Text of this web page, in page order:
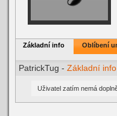
Základní info Oblíbení
PatrickTug - Základní info
Uživatel zatím nemá